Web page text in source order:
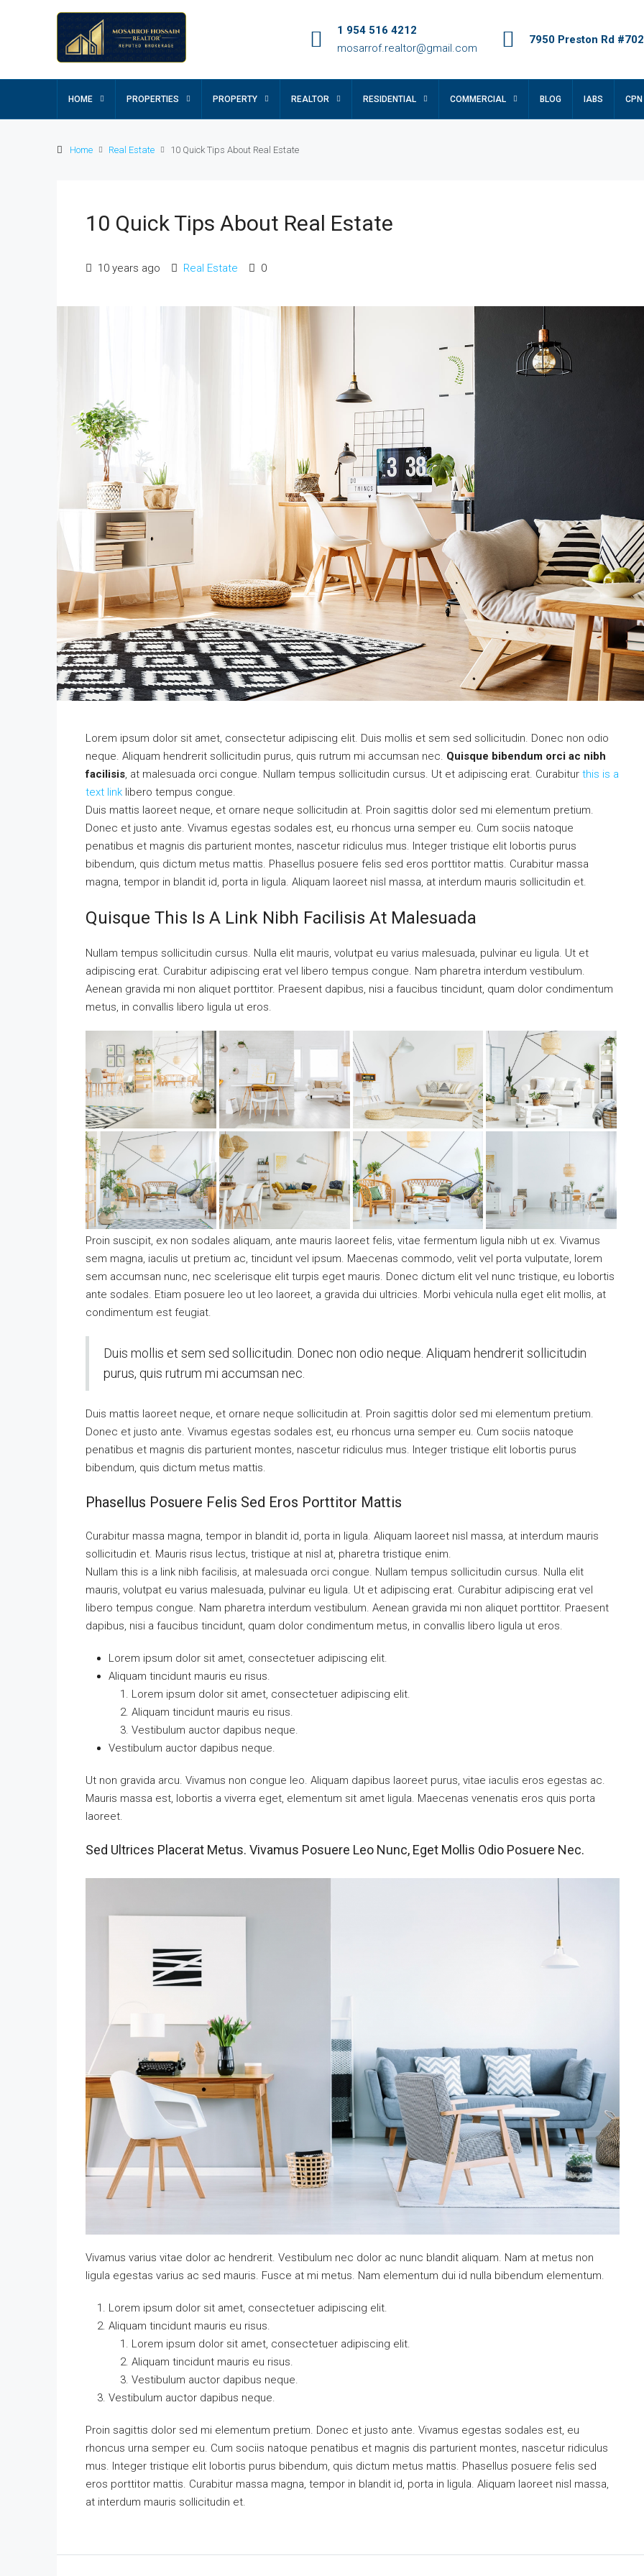
1 954 516 4212
mosarrof.realtor@gmail.com
7950 Preston Rd
HOME PROPERTIES PROPERTY REALTOR RESIDENTIAL COMMERCIAL BLOG IABS CPN
Home Real Estate 10 Quick Tips About Real Estate
10 Quick Tips About Real Estate
10 years ago Real Estate 0
Lorem ipsum dolor sit amet, consectetur adipiscing elit. Duis mollis et sem sed sollicitudin. Donec non odio
neque. Aliquam hendrerit sollicitudin purus, quis rutrum mi accumsan nec. Quisque bibendum orci ac nibh
facilisis, at malesuada orci congue. Nullam tempus sollicitudin cursus. Ut et adipiscing erat. Curabitur this is a
text link libero tempus congue.
Duis mattis laoreet neque, et ornare neque sollicitudin at. Proin sagittis dolor sed mi elementum pretium.
Donec et justo ante. Vivamus egestas sodales est, eu rhoncus urna semper eu. Cum sociis natoque
penatibus et magnis dis parturient montes, nascetur ridiculus mus. Integer tristique elit lobortis purus
bibendum, quis dictum metus mattis. Phasellus posuere felis sed eros porttitor mattis. Curabitur massa
magna, tempor in blandit id, porta in ligula. Aliquam laoreet nisl massa, at interdum mauris sollicitudin et.
Quisque This Is A Link Nibh Facilisis At Malesuada
Nullam tempus sollicitudin cursus. Nulla elit mauris, volutpat eu varius malesuada, pulvinar eu ligula. Ut et
adipiscing erat. Curabitur adipiscing erat vel libero tempus congue. Nam pharetra interdum vestibulum.
Aenean gravida mi non aliquet porttitor. Praesent dapibus, nisi a faucibus tincidunt, quam dolor condimentum
metus, in convallis libero ligula ut eros.
Proin suscipit, ex non sodales aliquam, ante mauris laoreet felis, vitae fermentum ligula nibh ut ex. Vivamus
sem magna, iaculis ut pretium ac, tincidunt vel ipsum. Maecenas commodo, velit vel porta vulputate, lorem
sem accumsan nunc, nec scelerisque elit turpis eget mauris. Donec dictum elit vel nunc tristique, eu lobortis
ante sodales. Etiam posuere leo ut leo laoreet, a gravida dui ultricies. Morbi vehicula nulla eget elit mollis, at
condimentum est feugiat.
Duis mollis et sem sed sollicitudin. Donec non odio neque. Aliquam hendrerit sollicitudin
purus, quis rutrum mi accumsan nec.
Duis mattis laoreet neque, et ornare neque sollicitudin at. Proin sagittis dolor sed mi elementum pretium.
Donec et justo ante. Vivamus egestas sodales est, eu rhoncus urna semper eu. Cum sociis natoque
penatibus et magnis dis parturient montes, nascetur ridiculus mus. Integer tristique elit lobortis purus
bibendum, quis dictum metus mattis.
Phasellus Posuere Felis Sed Eros Porttitor Mattis
Curabitur massa magna, tempor in blandit id, porta in ligula. Aliquam laoreet nisl massa, at interdum mauris
sollicitudin et. Mauris risus lectus, tristique at nisl at, pharetra tristique enim.
Nullam this is a link nibh facilisis, at malesuada orci congue. Nullam tempus sollicitudin cursus. Nulla elit
mauris, volutpat eu varius malesuada, pulvinar eu ligula. Ut et adipiscing erat. Curabitur adipiscing erat vel
libero tempus congue. Nam pharetra interdum vestibulum. Aenean gravida mi non aliquet porttitor. Praesent
dapibus, nisi a faucibus tincidunt, quam dolor condimentum metus, in convallis libero ligula ut eros.
Lorem ipsum dolor sit amet, consectetuer adipiscing elit.
Aliquam tincidunt mauris eu risus.
Lorem ipsum dolor sit amet, consectetuer adipiscing elit.
Aliquam tincidunt mauris eu risus.
Vestibulum auctor dapibus neque.
Vestibulum auctor dapibus neque.
Ut non gravida arcu. Vivamus non congue leo. Aliquam dapibus laoreet purus, vitae iaculis eros egestas ac.
Mauris massa est, lobortis a viverra eget, elementum sit amet ligula. Maecenas venenatis eros quis porta
laoreet.
Sed Ultrices Placerat Metus. Vivamus Posuere Leo Nunc, Eget Mollis Odio Posuere Nec.
Vivamus varius vitae dolor ac hendrerit. Vestibulum nec dolor ac nunc blandit aliquam. Nam at metus non
ligula egestas varius ac sed mauris. Fusce at mi metus. Nam elementum dui id nulla bibendum elementum.
Lorem ipsum dolor sit amet, consectetuer adipiscing elit.
Aliquam tincidunt mauris eu risus.
Lorem ipsum dolor sit amet, consectetuer adipiscing elit.
Aliquam tincidunt mauris eu risus.
Vestibulum auctor dapibus neque.
Vestibulum auctor dapibus neque.
Proin sagittis dolor sed mi elementum pretium. Donec et justo ante. Vivamus egestas sodales est, eu
rhoncus urna semper eu. Cum sociis natoque penatibus et magnis dis parturient montes, nascetur ridiculus
mus. Integer tristique elit lobortis purus bibendum, quis dictum metus mattis. Phasellus posuere felis sed
eros porttitor mattis. Curabitur massa magna, tempor in blandit id, porta in ligula. Aliquam laoreet nisl massa,
at interdum mauris sollicitudin et.